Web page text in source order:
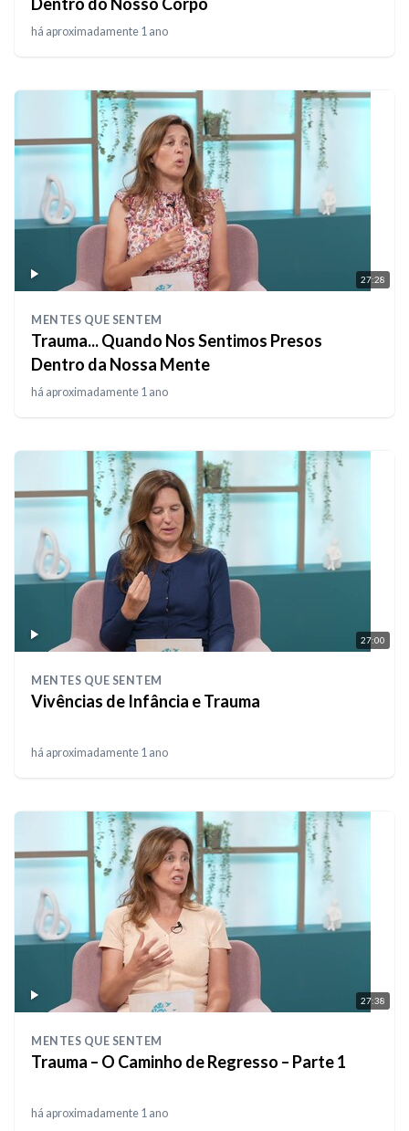
há aproximadamente 1 ano
27:28
MENTES QUE SENTEM
Trauma... Quando Nos Sentimos Presos
Dentro da Nossa Mente
há aproximadamente 1 ano
27:00
MENTES QUE SENTEM
Vivências de Infância e Trauma
há aproximadamente 1 ano
27:38
MENTES QUE SENTEM
Trauma – O Caminho de Regresso – Parte 1
há aproximadamente 1 ano